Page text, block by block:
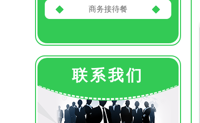
商务接待餐
联系我们